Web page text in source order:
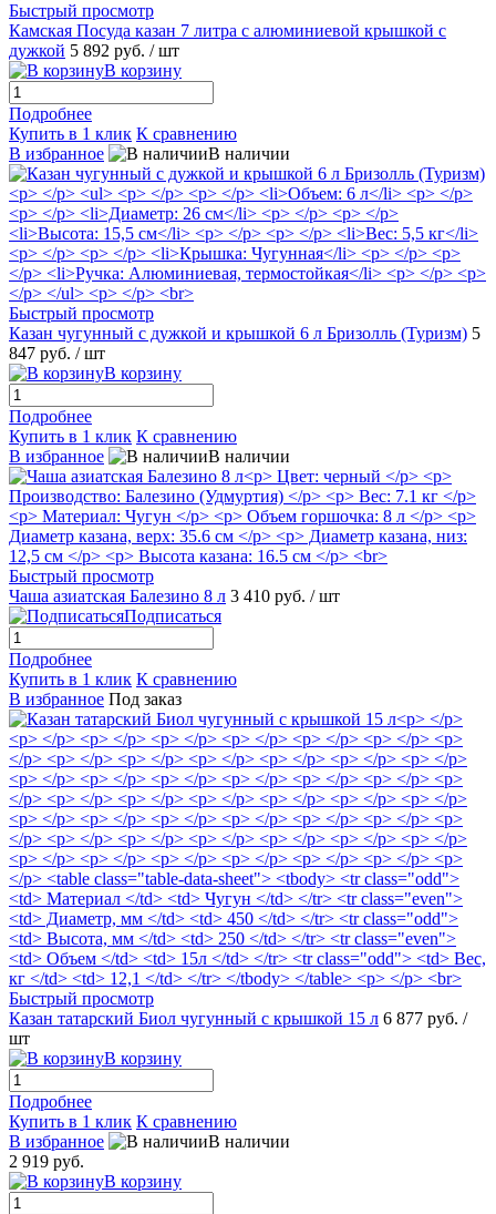
Быстрый просмотр
Камская Посуда казан 7 литра с алюминиевой крышкой с
дужкой 5 892 руб. / шт
В корзину
Подробнее
Купить в 1 клик К сравнению
В избранное
В наличии
Быстрый просмотр
Казан чугунный с дужкой и крышкой 6 л Бризолль (Туризм) 5
847 руб. / шт
В корзину
Подробнее
Купить в 1 клик К сравнению
В избранное
В наличии
Быстрый просмотр
Чаша азиатская Балезино 8 л 3 410 руб. / шт
Подписаться
Подробнее
Купить в 1 клик К сравнению
В избранное Под заказ
Быстрый просмотр
Казан татарский Биол чугунный с крышкой 15 л 6 877 руб. /
шт
В корзину
Подробнее
Купить в 1 клик К сравнению
В избранное
В наличии
2 919 руб.
В корзину